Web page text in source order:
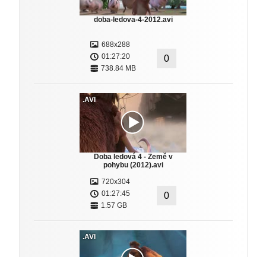
doba-ledova-4-2012.avi
688x288
01:27:20
738.84 MB
0
.AVI
Doba ledová 4 - Země v
pohybu (2012).avi
720x304
01:27:45
1.57 GB
0
.AVI